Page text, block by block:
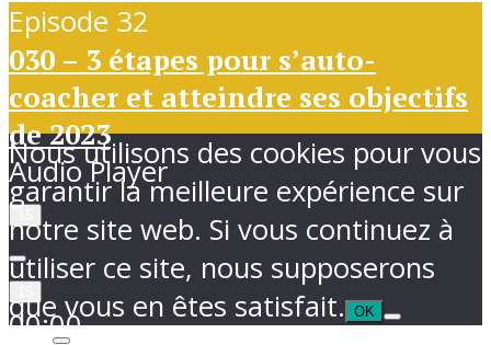
Episode 32
030 – 3 étapes pour s’auto-
coacher et atteindre ses objectifs
de 2023
Audio Player
00:00
Nous utilisons des cookies pour vous
garantir la meilleure expérience sur
notre site web. Si vous continuez à
utiliser ce site, nous supposerons
que vous en êtes satisfait.
OK